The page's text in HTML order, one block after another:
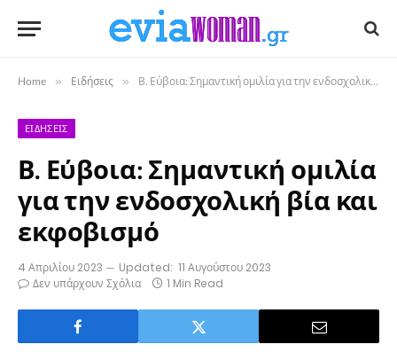
Home » Ειδήσεις » Β. Εύβοια: Σημαντική ομιλία για την ενδοσχολική βία και εκφοβισμό
ΕΙΔΉΣΕΙΣ
Β. Εύβοια: Σημαντική ομιλία
για την ενδοσχολική βία και
εκφοβισμό
4 Απριλίου 2023 Updated: 11 Αυγούστου 2023
Δεν υπάρχουν Σχόλια
1 Min Read